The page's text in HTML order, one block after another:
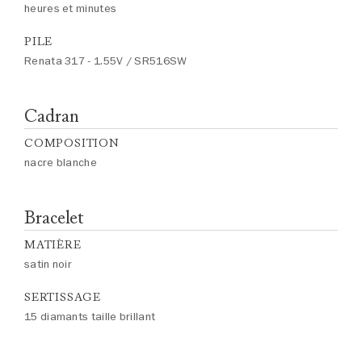
heures et minutes
PILE
Renata 317 - 1.55V / SR516SW
Cadran
COMPOSITION
nacre blanche
Bracelet
MATIÈRE
satin noir
SERTISSAGE
15 diamants taille brillant